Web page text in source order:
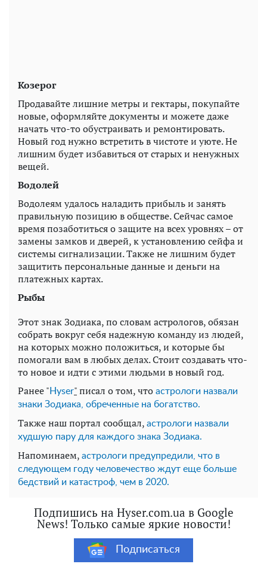
Козерог
Продавайте лишние метры и гектары, покупайте
новые, оформляйте документы и можете даже
начать что-то обустраивать и ремонтировать.
Новый год нужно встретить в чистоте и уюте. Не
лишним будет избавиться от старых и ненужных
вещей.
Водолей
Водолеям удалось наладить прибыль и занять
правильную позицию в обществе. Сейчас самое
время позаботиться о защите на всех уровнях – от
замены замков и дверей, к установлению сейфа и
системы сигнализации. Также не лишним будет
защитить персональные данные и деньги на
платежных картах.
Рыбы
Этот знак Зодиака, по словам астрологов, обязан
собрать вокруг себя надежную команду из людей,
на которых можно положиться, и которые бы
помогали вам в любых делах. Стоит создавать что-
то новое и идти с этими людьми в новый год.
Ранее " Нyser"писал о том, что астрологи назвали
знаки Зодиака, обреченные на богатство.
Также наш портал сообщал, астрологи назвали
худшую пару для каждого знака Зодиака.
Напоминаем, астрологи предупредили, что в
следующем году человечество ждут еще больше
бедствий и катастроф, чем в 2020.
Подпишись на Hyser.com.ua в Google
News! Только самые яркие новости!
Подписаться